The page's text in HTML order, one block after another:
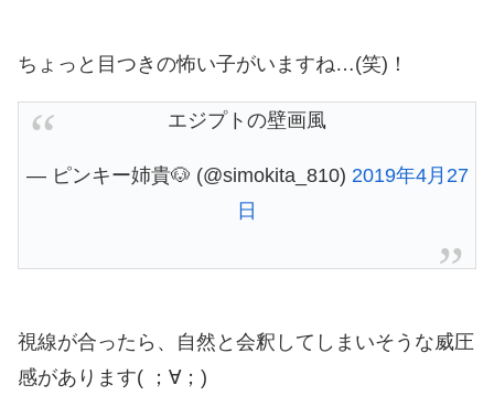
ちょっと目つきの怖い子がいますね…(笑)！
エジプトの壁画風
— ピンキー姉貴🐶 (@simokita_810) 2019年4月27
日
視線が合ったら、自然と会釈してしまいそうな威圧
感があります( ；∀；)